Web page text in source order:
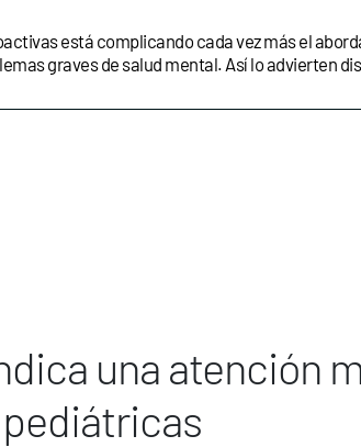
está complicando cada vez más el
graves de salud mental. Así lo advierten
una atención
pediátricas